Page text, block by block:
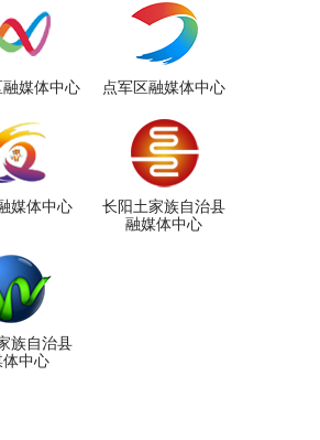
媒体中心 点军区融媒体中心
媒体中心
长阳土家族自治县
融媒体中心
族自治县
中心